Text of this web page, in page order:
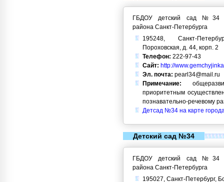
ГБДОУ детский сад №34
района Санкт-Петербурга
195248, Санкт-
Пороховская, д. 44, корп. 2
Телефон: 222-97-43
Сайт: http://
Эл. почта: pearl34@mail.ru
Примечание:
приоритетным
познавательно-речевому
Детсад №34 на карте
Детский сад №34
ГБДОУ детский сад №34
района Санкт-Петербурга
195027, Санкт-Петербург,